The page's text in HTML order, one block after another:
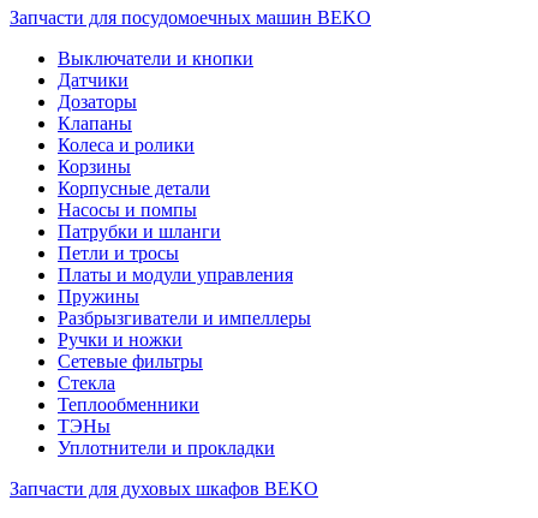
Запчасти для посудомоечных машин BEKO
Выключатели и кнопки
Датчики
Дозаторы
Клапаны
Колеса и ролики
Корзины
Корпусные детали
Насосы и помпы
Патрубки и шланги
Петли и тросы
Платы и модули управления
Пружины
Разбрызгиватели и импеллеры
Ручки и ножки
Сетевые фильтры
Стекла
Теплообменники
ТЭНы
Уплотнители и прокладки
Запчасти для духовых шкафов BEKO